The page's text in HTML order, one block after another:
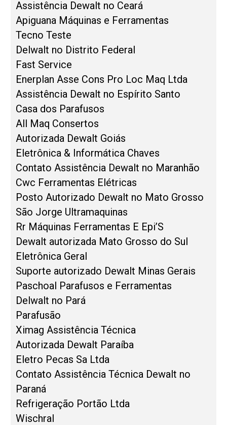
Assistência Dewalt no Ceará
Apiguana Máquinas e Ferramentas
Tecno Teste
Delwalt no Distrito Federal
Fast Service
Enerplan Asse Cons Pro Loc Maq Ltda
Assistência Dewalt no Espírito Santo
Casa dos Parafusos
All Maq Consertos
Autorizada Dewalt Goiás
Eletrônica & Informática Chaves
Contato Assistência Dewalt no Maranhão
Cwc Ferramentas Elétricas
Posto Autorizado Dewalt no Mato Grosso
São Jorge Ultramaquinas
Rr Máquinas Ferramentas E Epi’S
Dewalt autorizada Mato Grosso do Sul
Eletrônica Geral
Suporte autorizado Dewalt Minas Gerais
Paschoal Parafusos e Ferramentas
Delwalt no Pará
Parafusão
Ximag Assistência Técnica
Autorizada Dewalt Paraíba
Eletro Pecas Sa Ltda
Contato Assistência Técnica Dewalt no
Paraná
Refrigeração Portão Ltda
Wischral